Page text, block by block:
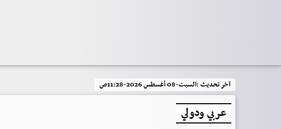
آخر تحديث :السبت-08 أغسطس 2026-11:28ص
عربي ودولي